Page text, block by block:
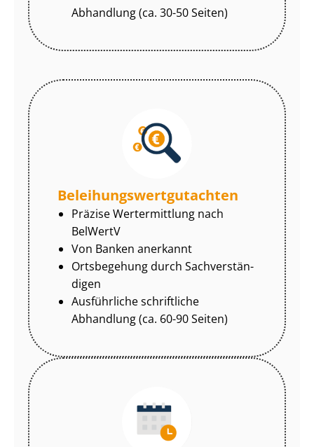
Abhandlung (ca. 30-50 Seiten)
Be­lei­hungs­wert­gut­ach­ten
Präzise Wertermittlung nach
BelWertV
Von Banken anerkannt
Ortsbegehung durch Sach­ver­stän­
di­gen
Ausführliche schriftliche
Abhandlung (ca. 60-90 Seiten)